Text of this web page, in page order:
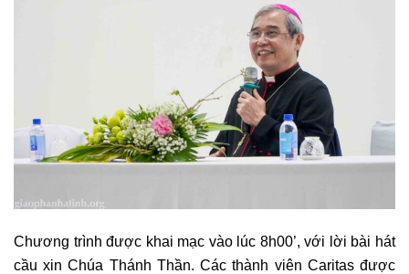
Chương trình được khai mạc vào lúc 8h00’, với lời bài hát
cầu xin Chúa Thánh Thần. Các thành viên Caritas được